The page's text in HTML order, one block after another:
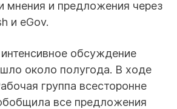
мнения и предложения через
и eGov.
обсуждение
около полугода. В ходе
группа всесторонне
все предложения